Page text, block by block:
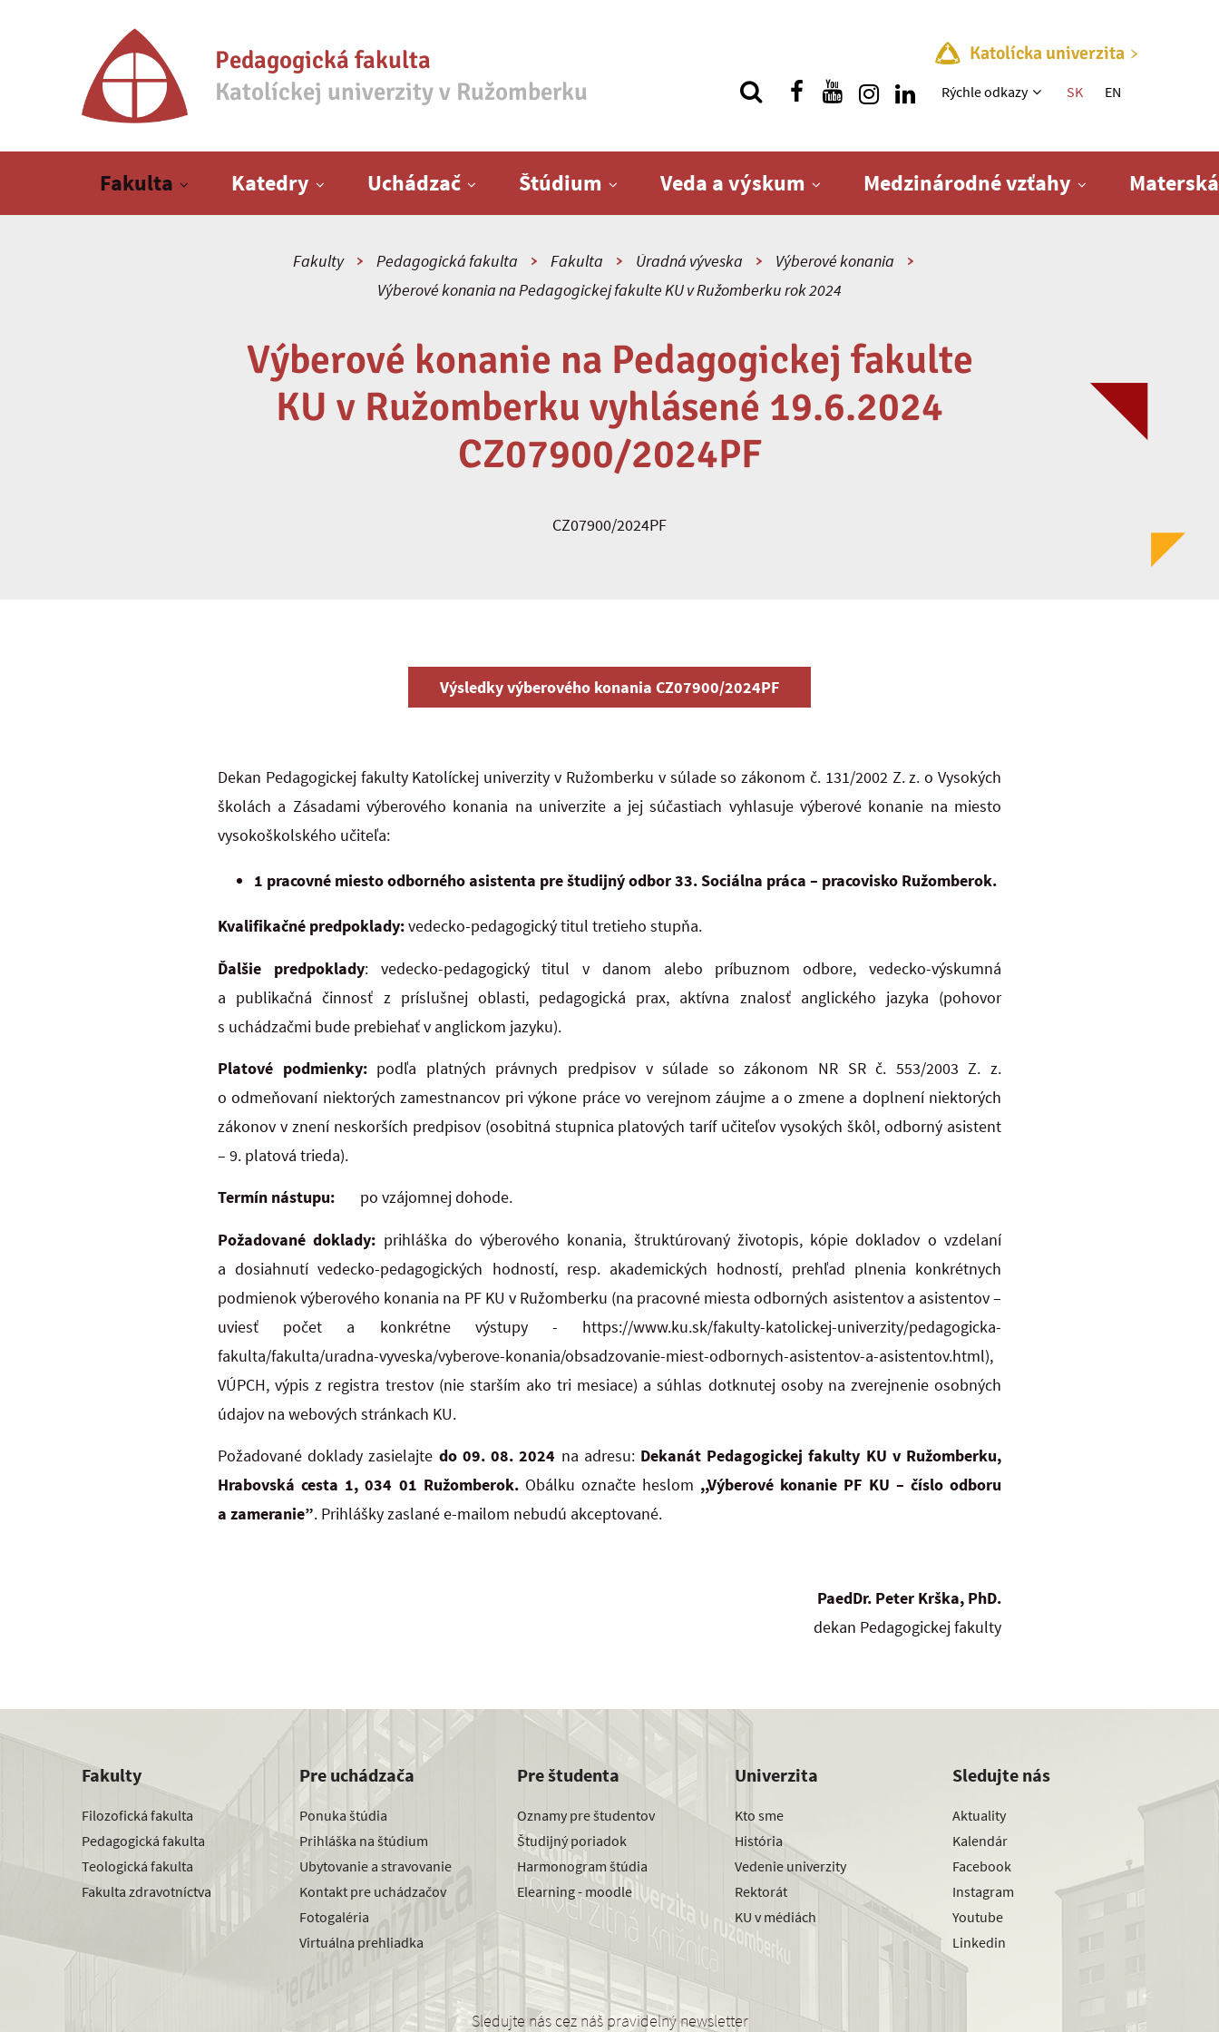
Pedagogická fakulta
Katolíckej univerzity v Ružomberku
Katolícka univerzita
Rýchle menu
Rýchle odkazy SK EN
Fakulta Katedry Uchádzač Štúdium Veda a výskum Medzinárodné vzťahy
Fakulty Pedagogická fakulta Fakulta Úradná výveska
Výberové konania
Výberové konania na Pedagogickej fakulte KU v Ružomberku rok 2024
Výberové konanie na Pedagogickej fakulte
KU v Ružomberku vyhlásené 19.6.2024
CZ07900/2024PF
CZ07900/2024PF
Výsledky výberového konania CZ07900/2024PF
Dekan Pedagogickej fakulty Katolíckej univerzity v Ružomberku v súlade so zákonom č. 131/2002 Z. z. o Vysokých
školách a Zásadami výberového konania na univerzite a jej súčastiach vyhlasuje výberové konanie na miesto
vysokoškolského učiteľa:
1 pracovné miesto odborného asistenta pre študijný odbor 33. Sociálna práca – pracovisko Ružomberok.
Kvalifikačné predpoklady:vedecko-pedagogický titul tretieho stupňa.
Ďalšie predpoklady: vedecko-pedagogický titul v danom alebo príbuznom odbore, vedecko-výskumná
a publikačná činnosť z príslušnej oblasti, pedagogická prax, aktívna znalosť anglického jazyka (pohovor
s uchádzačmi bude prebiehať v anglickom jazyku).
Platové podmienky: podľa platných právnych predpisov v súlade so zákonom NR SR č. 553/2003 Z. z.
o odmeňovaní niektorých zamestnancov pri výkone práce vo verejnom záujme a o zmene a doplnení niektorých
zákonov v znení neskorších predpisov (osobitná stupnica platových taríf učiteľov vysokých škôl, odborný asistent
– 9. platová trieda).
Termín nástupu: po vzájomnej dohode.
Požadované doklady: prihláška do výberového konania, štruktúrovaný životopis, kópie dokladov o vzdelaní
a dosiahnutí vedecko-pedagogických hodností, resp. akademických hodností, prehľad plnenia konkrétnych
podmienok výberového konania na PF KU v Ružomberku (na pracovné miesta odborných asistentov a asistentov –
uviesť počet a konkrétne výstupy - https://www.ku.sk/fakulty-katolickej-univerzity/pedagogicka-
fakulta/fakulta/uradna-vyveska/vyberove-konania/obsadzovanie-miest-odbornych-asistentov-a-asistentov.html),
VÚPCH, výpis z registra trestov (nie starším ako tri mesiace) a súhlas dotknutej osoby na zverejnenie osobných
údajov na webových stránkach KU.
Požadované doklady zasielajte do 09. 08. 2024 na adresu: Dekanát Pedagogickej fakulty KU v Ružomberku,
Hrabovská cesta 1, 034 01 Ružomberok. Obálku označte heslom ,,Výberové konanie PF KU – číslo odboru
a zameranie”. Prihlášky zaslané e-mailom nebudú akceptované.
PaedDr. Peter Krška, PhD.
dekan Pedagogickej fakulty
Fakulty
Filozofická fakulta
Pedagogická fakulta
Teologická fakulta
Fakulta zdravotníctva
Pre uchádzača
Ponuka štúdia
Prihláška na štúdium
Ubytovanie a stravovanie
Kontakt pre uchádzačov
Fotogaléria
Virtuálna prehliadka
Pre študenta
Oznamy pre študentov
Študijný poriadok
Harmonogram štúdia
Elearning - moodle
Univerzita
Kto sme
História
Vedenie univerzity
Rektorát
KU v médiách
Sledujte nás
Aktuality
Kalendár
Facebook
Instagram
Youtube
Linkedin
Sledujte nás cez náš pravidelný newsletter